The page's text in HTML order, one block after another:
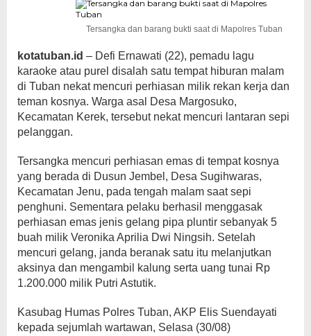
Tersangka dan barang bukti saat di Mapolres Tuban
kotatuban.id – Defi Ernawati (22), pemadu lagu
karaoke atau purel disalah satu tempat hiburan malam
di Tuban nekat mencuri perhiasan milik rekan kerja dan
teman kosnya. Warga asal Desa Margosuko,
Kecamatan Kerek, tersebut nekat mencuri lantaran sepi
pelanggan.
Tersangka mencuri perhiasan emas di tempat kosnya
yang berada di Dusun Jembel, Desa Sugihwaras,
Kecamatan Jenu, pada tengah malam saat sepi
penghuni. Sementara pelaku berhasil menggasak
perhiasan emas jenis gelang pipa pluntir sebanyak 5
buah milik Veronika Aprilia Dwi Ningsih. Setelah
mencuri gelang, janda beranak satu itu melanjutkan
aksinya dan mengambil kalung serta uang tunai Rp
1.200.000 milik Putri Astutik.
Kasubag Humas Polres Tuban, AKP Elis Suendayati
kepada sejumlah wartawan, Selasa (30/08)